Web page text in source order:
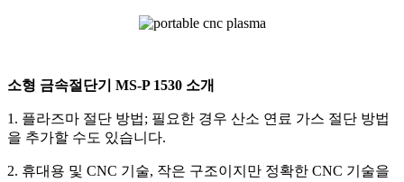
소형 금속절단기 MS-P 1530 소개
1. 플라즈마 절단 방법; 필요한 경우 산소 연료 가스 절단 방법
을 추가할 수도 있습니다.
2. 휴대용 및 CNC 기술, 작은 구조이지만 정확한 CNC 기술을